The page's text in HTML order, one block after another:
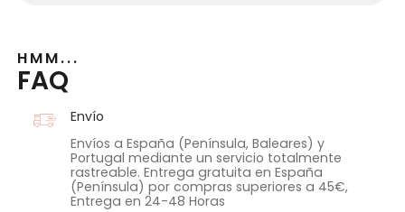
HMM...
FAQ
Envío
Envíos a España (Península, Baleares) y
Portugal mediante un servicio totalmente
rastreable. Entrega gratuita en España
(Península) por compras superiores a 45€,
Entrega en 24-48 Horas